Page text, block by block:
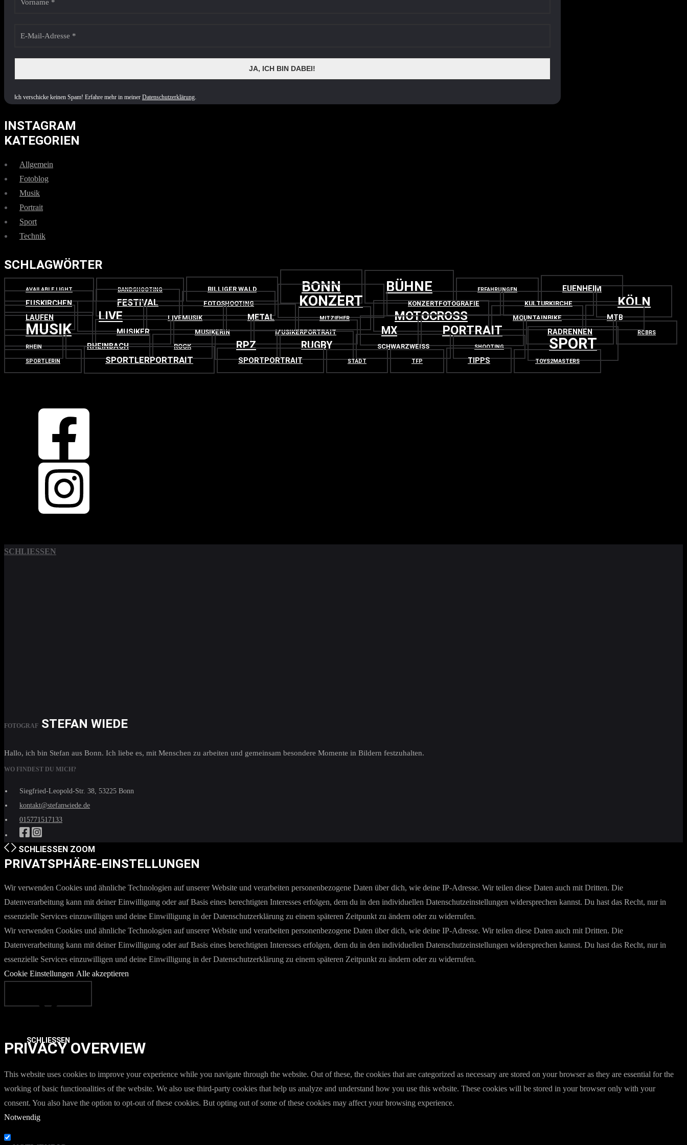
ch verschicke keinen Spam! Erfahre mehr in meiner Datenschutzerklärung.
INSTAGRAM
KATEGORIEN
Allgemein
Fotoblog
Musik
Portrait
Sport
Technik
SCHLAGWÖRTER
AVAILABLE LIGHT BANDSHOOTING BILLIGER WALD BONN BÜHNE ERFAHRUNGEN EUENHEIM
EUSKIRCHEN FESTIVAL FOTOSHOOTING KONZERT KONZERTFOTOGRAFIE KULTURKIRCHE KÖLN
LAUFEN LIVE LIVEMUSIK METAL MITZIEHER MOTOCROSS MOUNTAINBIKE MTB
MUSIK MUSIKER MUSIKERIN MUSIKERPORTRAIT MX PORTRAIT RADRENNEN RCBRS
RHEIN RHEINBACH ROCK RPZ RUGBY SCHWARZWEISS SHOOTING SPORT
SPORTLERIN SPORTLERPORTRAIT SPORTPORTRAIT STADT TFP TIPPS TOYS2MASTERS
OBEN
SCHLIESSEN
FOTOGRAF STEFAN WIEDE
Hallo, ich bin Stefan aus Bonn. Ich liebe es, mit Menschen zu arbeiten und gemeinsam besondere Momente in Bildern festzuhalten.
WO FINDEST DU MICH?
Siegfried-Leopold-Str. 38, 53225 Bonn
kontakt@stefanwiede.de
015771517133
SCHLIESSEN ZOOM
PRIVATSPHÄRE-EINSTELLUNGEN
Wir verwenden Cookies und ähnliche Technologien auf unserer Website und verarbeiten personenbezogene Daten über dich, wie deine IP-Adresse. Wir teilen diese Daten auch mit Dritten. Die
Datenverarbeitung kann mit deiner Einwilligung oder auf Basis eines berechtigten Interesses erfolgen, dem du in den individuellen Datenschutzeinstellungen widersprechen kannst. Du hast das Recht, nur in
essenzielle Services einzuwilligen und deine Einwilligung in der Datenschutzerklärung zu einem späteren Zeitpunkt zu ändern oder zu widerrufen.
Wir verwenden Cookies und ähnliche Technologien auf unserer Website und verarbeiten personenbezogene Daten über dich, wie deine IP-Adresse. Wir teilen diese Daten auch mit Dritten. Die
Datenverarbeitung kann mit deiner Einwilligung oder auf Basis eines berechtigten Interesses erfolgen, dem du in den individuellen Datenschutzeinstellungen widersprechen kannst. Du hast das Recht, nur in
essenzielle Services einzuwilligen und deine Einwilligung in der Datenschutzerklärung zu einem späteren Zeitpunkt zu ändern oder zu widerrufen.
Cookie Einstellungen Alle akzeptieren
SCHLIESSEN
PRIVACY OVERVIEW
This website uses cookies to improve your experience while you navigate through the website. Out of these, the cookies that are categorized as necessary are stored on your browser as they are essential for the
working of basic functionalities of the website. We also use third-party cookies that help us analyze and understand how you use this website. These cookies will be stored in your browser only with your
consent. You also have the option to opt-out of these cookies. But opting out of some of these cookies may affect your browsing experience.
Notwendig